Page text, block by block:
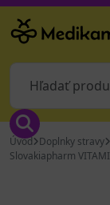
Úvod Doplnky stravy
Slovakiapharm